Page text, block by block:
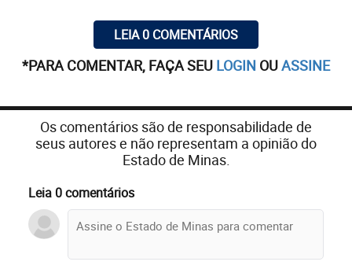
LEIA 0 COMENTÁRIOS
*PARA COMENTAR, FAÇA SEU LOGIN OUASSINE
Os comentários são de responsabilidade de
seus autores e não representam a opinião do
Estado de Minas.
Leia 0 comentários